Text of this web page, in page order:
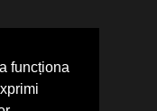
funcționa